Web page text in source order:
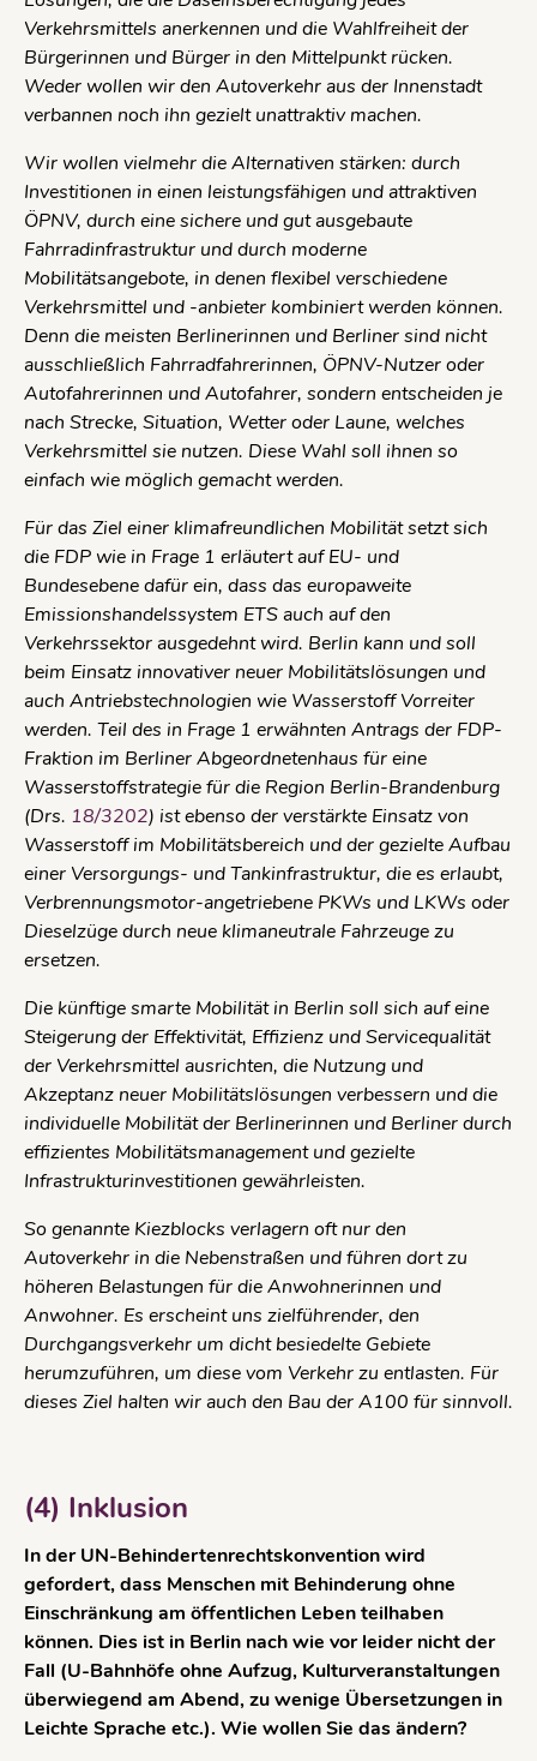
Verkehrsmittels anerkennen und die Wahlfreiheit der
Bürgerinnen und Bürger in den Mittelpunkt rücken.
Weder wollen wir den Autoverkehr aus der Innenstadt
verbannen noch ihn gezielt unattraktiv machen.
Wir wollen vielmehr die Alternativen stärken: durch
Investitionen in einen leistungsfähigen und attraktiven
ÖPNV, durch eine sichere und gut ausgebaute
Fahrradinfrastruktur und durch moderne
Mobilitätsangebote, in denen flexibel verschiedene
Verkehrsmittel und -anbieter kombiniert werden können.
Denn die meisten Berlinerinnen und Berliner sind nicht
ausschließlich Fahrradfahrerinnen, ÖPNV-Nutzer oder
Autofahrerinnen und Autofahrer, sondern entscheiden je
nach Strecke, Situation, Wetter oder Laune, welches
Verkehrsmittel sie nutzen. Diese Wahl soll ihnen so
einfach wie möglich gemacht werden.
Für das Ziel einer klimafreundlichen Mobilität setzt sich
die FDP wie in Frage 1 erläutert auf EU- und
Bundesebene dafür ein, dass das europaweite
Emissionshandelssystem ETS auch auf den
Verkehrssektor ausgedehnt wird. Berlin kann und soll
beim Einsatz innovativer neuer Mobilitätslösungen und
auch Antriebstechnologien wie Wasserstoff Vorreiter
werden. Teil des in Frage 1 erwähnten Antrags der FDP-
Fraktion im Berliner Abgeordnetenhaus für eine
Wasserstoffstrategie für die Region Berlin-Brandenburg
(Drs. 18/3202) ist ebenso der verstärkte Einsatz von
Wasserstoff im Mobilitätsbereich und der gezielte Aufbau
einer Versorgungs- und Tankinfrastruktur, die es erlaubt,
Verbrennungsmotor-angetriebene PKWs und LKWs oder
Dieselzüge durch neue klimaneutrale Fahrzeuge zu
ersetzen.
Die künftige smarte Mobilität in Berlin soll sich auf eine
Steigerung der Effektivität, Effizienz und Servicequalität
der Verkehrsmittel ausrichten, die Nutzung und
Akzeptanz neuer Mobilitätslösungen verbessern und die
individuelle Mobilität der Berlinerinnen und Berliner durch
effizientes Mobilitätsmanagement und gezielte
Infrastrukturinvestitionen gewährleisten.
So genannte Kiezblocks verlagern oft nur den
Autoverkehr in die Nebenstraßen und führen dort zu
höheren Belastungen für die Anwohnerinnen und
Anwohner. Es erscheint uns zielführender, den
Durchgangsverkehr um dicht besiedelte Gebiete
herumzuführen, um diese vom Verkehr zu entlasten. Für
dieses Ziel halten wir auch den Bau der A100 für sinnvoll.
(4) Inklusion
In der UN-Behindertenrechtskonvention wird
gefordert, dass Menschen mit Behinderung ohne
Einschränkung am öffentlichen Leben teilhaben
können. Dies ist in Berlin nach wie vor leider nicht der
Fall (U-Bahnhöfe ohne Aufzug, Kulturveranstaltungen
überwiegend am Abend, zu wenige Übersetzungen in
Leichte Sprache etc.). Wie wollen Sie das ändern?